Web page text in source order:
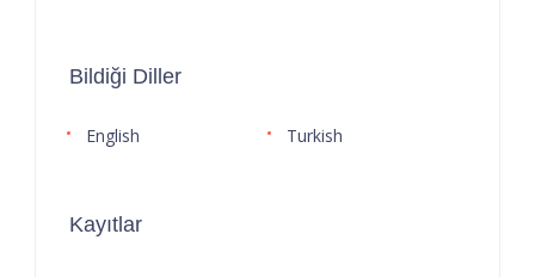
Bildiği Diller
English Turkish
Kayıtlar